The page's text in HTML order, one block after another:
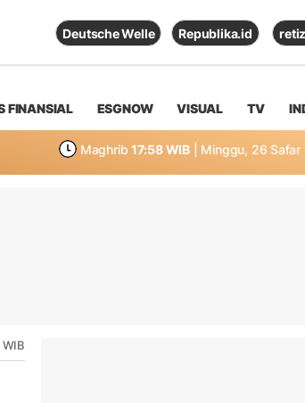
Deutsche Welle Republika.id
FINANSIAL ESGNOW VISUAL TV
Maghrib 17:58 WIB | Minggu, 26 Safar